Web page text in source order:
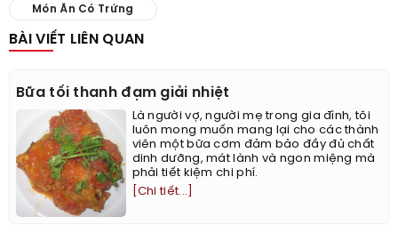
Món Ăn Có Trứng
BÀI VIẾT LIÊN QUAN
Bữa tối thanh đạm giải nhiệt
Là người vợ, người mẹ trong gia đình, tôi
luôn mong muốn mang lại cho các thành
viên một bữa cơm đảm bảo đầy đủ chất
dinh dưỡng, mát lành và ngon miệng mà
phải tiết kiệm chi phí.
[Chi tiết...]